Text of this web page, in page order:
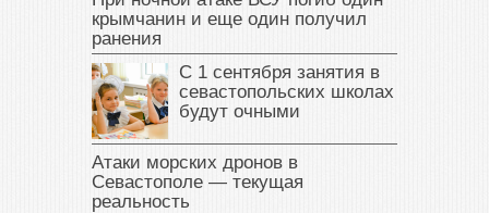
крымчанин и еще один получил
ранения
С 1 сентября занятия в
севастопольских школах
будут очными
Атаки морских дронов в
Севастополе — текущая
реальность